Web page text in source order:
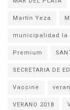
Martín Yeza
municipalidad la
Premium
SECRETARIA DE
Vaccine
VERANO 2018